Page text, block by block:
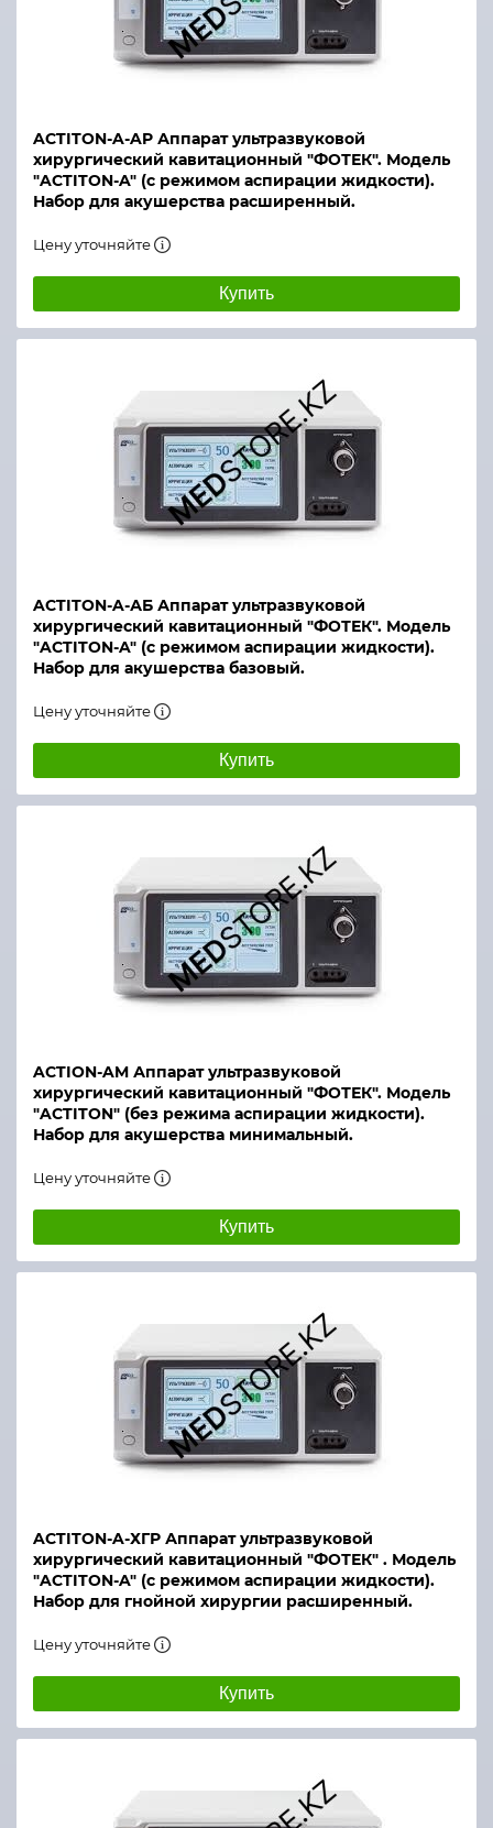
ACTITON-A-AP Аппарат ультразвуковой
хирургический кавитационный "ФОТЕК". Модель
"ACTITON-A" (с режимом аспирации жидкости).
Набор для акушерства расширенный.
Цену уточняйте
Купить
ACTITON-A-АБ Аппарат ультразвуковой
хирургический кавитационный "ФОТЕК". Модель
"ACTITON-A" (с режимом аспирации жидкости).
Набор для акушерства базовый.
Цену уточняйте
Купить
ACTION-AM Аппарат ультразвуковой
хирургический кавитационный "ФОТЕК". Модель
"ACTITON" (без режима аспирации жидкости).
Набор для акушерства минимальный.
Цену уточняйте
Купить
ACTITON-A-ХГР Аппарат ультразвуковой
хирургический кавитационный "ФОТЕК" . Модель
"ACTITON-A" (с режимом аспирации жидкости).
Набор для гнойной хирургии расширенный.
Цену уточняйте
Купить